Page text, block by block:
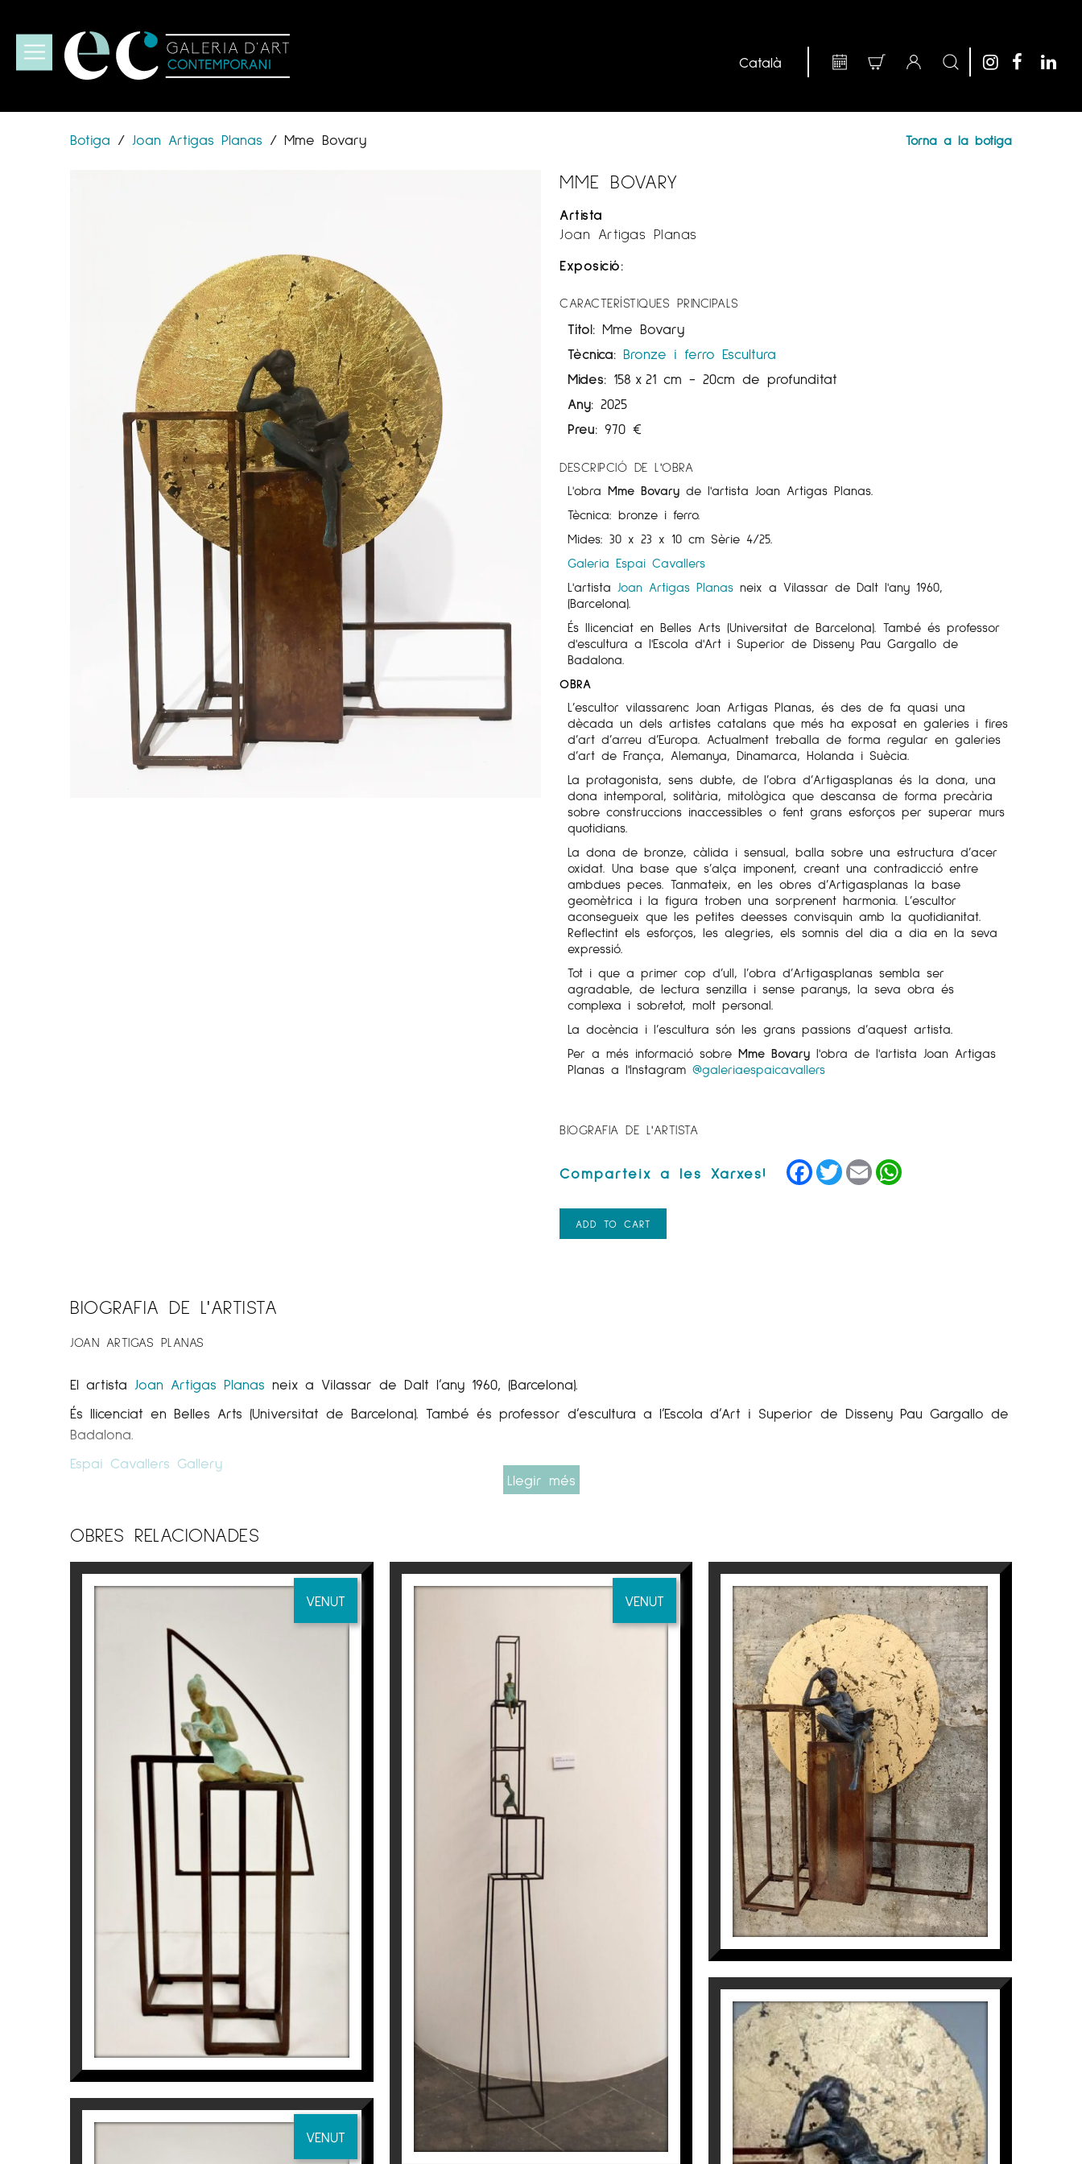
Botiga / Joan Artigas Planas / Mme Bovary Torna a la botiga
MME BOVARY
Artista
Joan Artigas Planas
Exposició:
CARACTERÍSTIQUES PRINCIPALS
Títol: Mme Bovary
Tècnica: Bronze i ferro Escultura
Mides: 158 x 21 cm- 20cm de profunditat
Any: 2025
Preu: 970€
DESCRIPCIÓ DE L'OBRA
L'obraMme Bovary de l'artista Joan ArtigasPlanas.
Tècnica: bronze i ferro.
Mides: 30 x 23 x 10 cm Sèrie 4/25.
Galeria Espai Cavallers
L'artista Joan ArtigasPlanas neix a Vilassar de Dalt l'any 1960,
(Barcelona).
És llicenciat en Belles Arts (Universitat de Barcelona). També és professor
d'escultura a l'Escola d'Art i Superior de Disseny PauGargallo de
Badalona.
OBRA
L’escultor vilassarenc Joan Artigas Planas, és des de fa quasi una
dècada un dels artistes catalans que més ha exposat en galeries i fires
d’art d’arreu d’Europa. Actualment treballa de forma regular en galeries
d’art de França, Alemanya, Dinamarca, Holanda i Suècia.
La protagonista, sens dubte, de l’obra d’Artigasplanas és la dona, una
dona intemporal, solitària, mitològica que descansa de forma precària
sobre construccions inaccessibles o fent grans esforços per superar murs
quotidians.
La dona de bronze, càlida i sensual, balla sobre una estructura d’acer
oxidat. Una base que s’alça imponent, creant una contradicció entre
ambdues peces. Tanmateix, en les obres d’Artigasplanas la base
geomètrica i la figura troben una sorprenent harmonia. L’escultor
aconsegueix que les petites deesses convisquin amb la quotidianitat.
Reflectint els esforços, les alegries, els somnis del dia a dia en la seva
expressió.
Tot i que a primer cop d’ull, l’obra d’Artigasplanas sembla ser
agradable, de lectura senzilla i sense paranys, la seva obra és
complexa i sobretot, molt personal.
La docència i l’escultura són les grans passions d’aquest artista.
Per a més informació sobreMme Bovary l'obra de l'artista Joan Artigas
Planas a l'Instagram@galeriaespaicavallers
BIOGRAFIA DE L'ARTISTA
Facebook
TwitterEmail
ADD TO CART
BIOGRAFIA DE L'ARTISTA
JOAN ARTIGAS PLANAS
El artista Joan Artigas Planas neix a Vilassar de Dalt l’any 1960, (Barcelona).
És llicenciat en Belles Arts (Universitat de Barcelona). També és professor d’escultura a l’Escola d’Art i Superior de Disseny Pau Gargallo de
Badalona.
Espai Cavallers Gallery
L’escultor vilassarenc Joan Artigas Planas, és des de fa quasi una dècada un dels artistes catalans que més ha exposat en galeries i
fires d’art d’arreu d’Europa. Actualment treballa de forma regular en galeries d’art de França, Alemanya, Dinamarca, Holanda i Suècia.
La protagonista, sens dubte, de l’obra d’Artigasplanas és la dona, una dona intemporal, solitària, mitològica que descansa de forma
precària sobre construccions inaccessibles o fent grans esforços per superar murs quotidians.
La dona de bronze, càlida i sensual, balla sobre una estructura d’acer oxidat. Una base que s’alça imponent, creant una contradicció
entre ambdues peces. Tanmateix, en les obres d’Artigasplanas la base geomètrica i la figura troben una sorprenent harmonia. L’escultor
aconsegueix que les petites deesses convisquin amb la quotidianitat. Reflectint els esforços, les alegries, els somnis del dia a dia en la
seva expressió.
Tot i que a primer cop d’ull, l’obra d’Artigasplanas sembla ser agradable, de lectura senzilla i sense paranys, la seva obra és complexa
i sobretot, molt personal.
La docència i l’escultura són les grans passions d’aquest artista.
ÚLTIMES EXPOSICIONS I FIRES D’ART
Galeria Comas (Barcelona)
Art Herning, Gallerie Rasmus (Herning, Dinamarca)
Art Innsbruck, galería María Aguilar (Innsbruck, Austria)
Affordable Brussels, Galería María Agilar (Bruselas, Bélgica)
Gallerie Rasmus (Copenhague, Dinamarca) Duo exhibition
Galerie de L’Ecusson (Montpellier, França) Solo exhibition
Galleri Helle (Estocolm,Suècia) Duo exhibition
Sala de Arte Murillo (Oviedo)
Almoneda, Galería María Aguilar (Madrid)
Art Nordic, Galerie Rasmus (Copenhaguen, Dinamarca)
Llegir més
OBRES RELACIONADES
VENUT
LITERATURE
Joan Artigas Planas
775
VENUT
VENUT
FREEDOM
Joan Artigas Planas
1.575
MME. BOVARY
Joan Artigas Planas
970€
MME. BOVARY
Joan Artigas Planas